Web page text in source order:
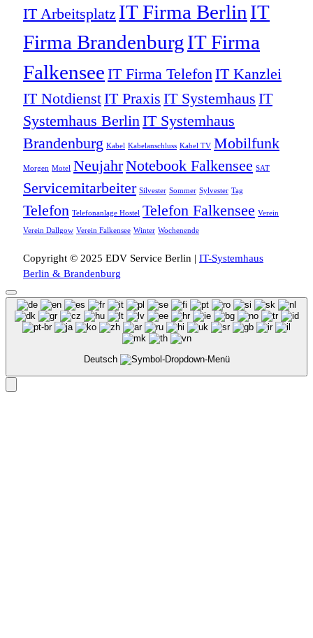
IT Arbeitsplatz IT Firma Berlin IT
Firma BrandenburgIT Firma
Falkensee IT Firma TelefonIT Kanzlei
IT NotdienstIT Praxis IT Systemhaus IT
Systemhaus BerlinIT Systemhaus
Brandenburg Kabel Kabelanschluss Kabel TV Mobilfunk
Morgen Motel NeujahrNotebook Falkensee SAT
Servicemitarbeiter Silvester Sommer Sylvester Tag
Telefon Telefonanlage Hostel Telefon Falkensee Verein
Verein Dallgow Verein Falkensee Winter Wochenende
Copyright © 2025 EDV Service Berlin | IT-Systemhaus
Berlin & Brandenburg
Deutsch